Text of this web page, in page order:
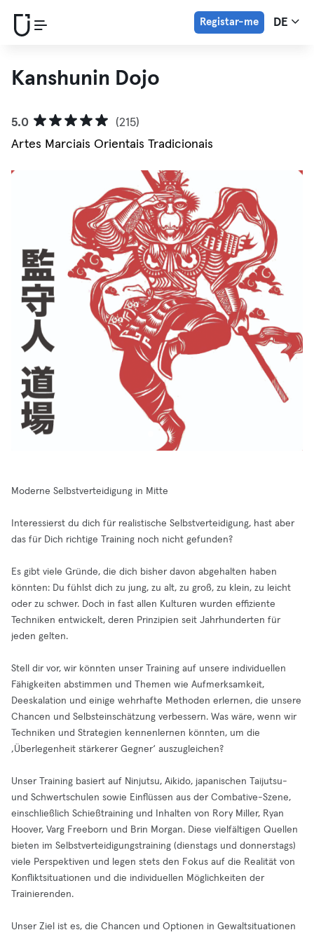
Registar-me DE
Kanshunin Dojo
5.0
(215)
Artes Marciais Orientais Tradicionais
Moderne Selbstverteidigung in Mitte
Interessierst du dich für realistische Selbstverteidigung, hast aber
das für Dich richtige Training noch nicht gefunden?
Es gibt viele Gründe, die dich bisher davon abgehalten haben
könnten: Du fühlst dich zu jung, zu alt, zu groß, zu klein, zu leicht
oder zu schwer. Doch in fast allen Kulturen wurden effiziente
Techniken entwickelt, deren Prinzipien seit Jahrhunderten für
jeden gelten.
Stell dir vor, wir könnten unser Training auf unsere individuellen
Fähigkeiten abstimmen und Themen wie Aufmerksamkeit,
Deeskalation und einige wehrhafte Methoden erlernen, die unsere
Chancen und Selbsteinschätzung verbessern. Was wäre, wenn wir
Techniken und Strategien kennenlernen könnten, um die
‚Überlegenheit stärkerer Gegner‘ auszugleichen?
Unser Training basiert auf Ninjutsu, Aikido, japanischen Taijutsu-
und Schwertschulen sowie Einflüssen aus der Combative-Szene,
einschließlich Schießtraining und Inhalten von Rory Miller, Ryan
Hoover, Varg Freeborn und Brin Morgan. Diese vielfältigen Quellen
bieten im Selbstverteidigungstraining (dienstags und donnerstags)
viele Perspektiven und legen stets den Fokus auf die Realität von
Konfliktsituationen und die individuellen Möglichkeiten der
Trainierenden.
Unser Ziel ist es, die Chancen und Optionen in Gewaltsituationen